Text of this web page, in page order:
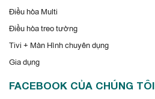
Điều hòa Multi
Điều hòa treo tường
Tivi + Màn Hình chuyên dụng
Gia dụng
FACEBOOK CỦA CHÚNG TÔI